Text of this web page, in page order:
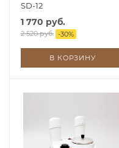
SD-12
1 770 руб.
2 520 руб. -30%
В КОРЗИНУ